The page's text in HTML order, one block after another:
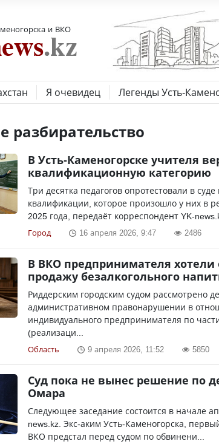
и ВКО
Я очевидец Легенды Усть-
разбирательство
В Усть-Каменогорске учителя
квалификационную категорию
Три десятка педагогов опротестовали в
квалификации, которое произошло у них в
2025 года, передаёт корреспондент YK-
Город 16 апреля 2026, 9:47 2486
В ВКО предпринимателя хотели
продажу безалкогольного
Риддерским городским судом рассмотрено
административном правонарушении в
индивидуального предпринимателя по
(реализаци...
Область 9 апреля 2026, 11:52 5850
Суд пока не вынес решение по
Омара
Следующее заседание состоится в начале
news.kz. Экс-аким Усть-Каменогорска,
ВКО предстал перед судом по обвинени...